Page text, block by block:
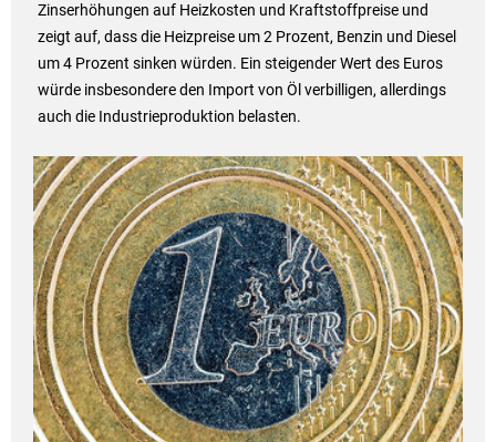
Zinserhöhungen auf Heizkosten und Kraftstoffpreise und
zeigt auf, dass die Heizpreise um 2 Prozent, Benzin und Diesel
um 4 Prozent sinken würden. Ein steigender Wert des Euros
würde insbesondere den Import von Öl verbilligen, allerdings
auch die Industrieproduktion belasten.